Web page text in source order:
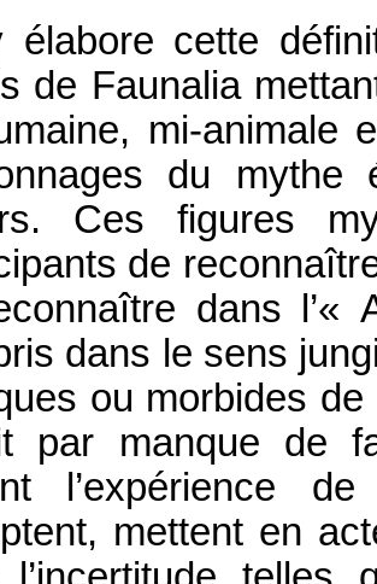
élabore cette
de Faunalia
mi-animale
du mythe
Ces figures
de
dans
dans le sens
ou morbides
par manque de
l’expérience
mettent en